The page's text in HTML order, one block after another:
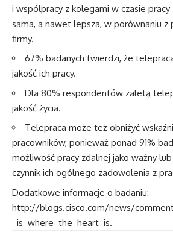
i współpracy z kolegami w czasie
sama, a nawet lepsza, w porównaniu z
firmy.
67% badanych twierdzi, że
jakość ich pracy.
Dla 80% respondentów zaletą
jakość życia.
Telepraca może też obniżyć
pracowników, ponieważ ponad 91%
możliwość pracy zdalnej jako ważny
czynnik ich ogólnego zadowolenia z
Dodatkowe informacje o badaniu:
http://blogs.cisco.com/news/
_is_where_the_heart_is.